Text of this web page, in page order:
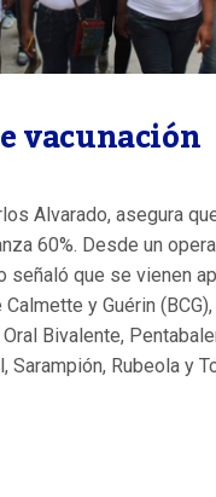
vacunación
Alvarado, asegura
60%. Desde un
señaló que se vienen
y Guérin (BCG),
Bivalente,
Sarampión, Rubeola y